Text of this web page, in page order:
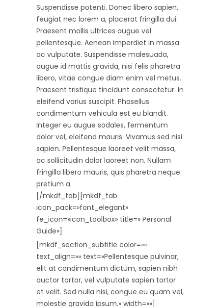
Suspendisse potenti. Donec libero sapien,
feugiat nec lorem a, placerat fringilla dui.
Praesent mollis ultrices augue vel
pellentesque. Aenean imperdiet in massa
ac vulputate. Suspendisse malesuada,
augue id mattis gravida, nisi felis pharetra
libero, vitae congue diam enim vel metus.
Praesent tristique tincidunt consectetur. In
eleifend varius suscipit. Phasellus
condimentum vehicula est eu blandit.
Integer eu augue sodales, fermentum
dolor vel, eleifend mauris. Vivamus sed nisi
sapien. Pellentesque laoreet velit massa,
ac sollicitudin dolor laoreet non. Nullam
fringilla libero mauris, quis pharetra neque
pretium a.
[/mkdf_tab][mkdf_tab
icon_pack=»font_elegant»
fe_icon=»icon_toolbox» title=» Personal
Guide»]
[mkdf_section_subtitle color=»»
text_align=»» text=»Pellentesque pulvinar,
elit at condimentum dictum, sapien nibh
auctor tortor, vel vulputate sapien tortor
et velit. Sed nulla nisi, congue eu quam vel,
molestie gravida ipsum.» width=»»]